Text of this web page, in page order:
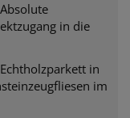
Absolute
in die
in
im